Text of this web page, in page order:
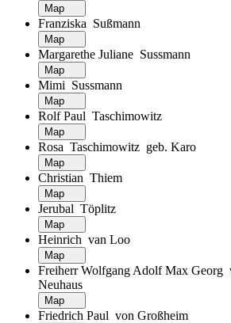
Franziska Sußmann
Margarethe Juliane Sussmann
Mimi Sussmann
Rolf Paul Taschimowitz
Rosa Taschimowitz geb. Karo
Christian Thiem
Jerubal Töplitz
Heinrich van Loo
Freiherr Wolfgang Adolf Max Georg
Neuhaus
Friedrich Paul von Großheim